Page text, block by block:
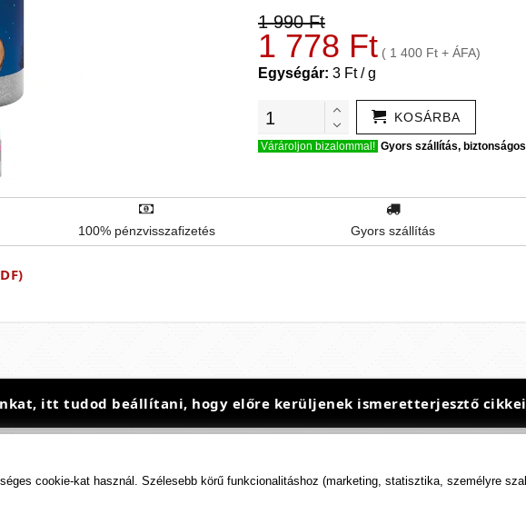
1 990 Ft
1 778 Ft ( 1 400 Ft + ÁFA)
Egységár: 3 Ft / g
KOSÁRBA
Várároljon bizalommal! Gyors szállítás,
100% pénzvisszafizetés Gyors szállítás
itt tudod beállítani, hogy előre kerüljenek ismeretterjesztő
cookie-kat használ. Szélesebb körű funkcionalitáshoz (marketing, statisztika, személyre